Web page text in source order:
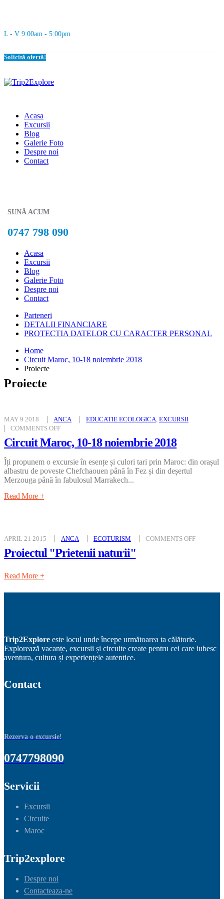
L - V 9:00am - 5:00pm
Solicită ofertă!
Acasa
Excursii
Blog
Galerie Foto
Despre noi
Contact
SUNĂ ACUM
0747 798 090
Acasa
Excursii
Blog
Galerie Foto
Despre noi
Contact
Parteneri
DETALII FINANCIARE
PROTECTIA DATELOR CU CARACTER PERSONAL
Home
Circuit Maroc, 10-18 noiembrie 2018
Proiecte
Proiecte
MAY 9 2018 ANCA EDUCATIE ECOLOGICA, EXCURSII
COMMENTS OFFON
MAROC,
10-
18
2018
Circuit Maroc, 10-18 noiembrie 2018
Îți propunem o excursie în esențe și culori tari prin Maroc: din orașul
albastru de poveste Chefchaouen până în Fez și din deșertul
Merzouga până în fabulosul Marrakech...
Read More +
APRIL 21 2015 ANCA ECOTURISM COMMENTS OFFON
Proiectul "Prietenii naturii"
Read More +
Trip2Explore este locul unde începe următoarea ta călătorie.
Explorează vacanțe, excursii și circuite create pentru cei care iubesc
aventura, cultura și experiențele autentice.
Contact
Rezerva o excursie!
0747798090
Servicii
Excursii
Circuite
Maroc
Trip2explore
Despre noi
Contacteaza-ne